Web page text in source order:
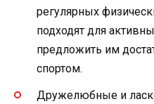
регулярных
подходят для
предложить им
спортом.
Дружелюбные и